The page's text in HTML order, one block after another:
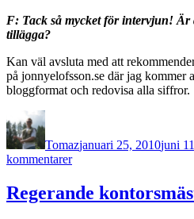
F: Tack så mycket för intervjun! Är
tillägga?
Kan väl avsluta med att
på jonnyelofsson.se där jag kommer
bloggformat och redovisa alla siffror.
Författare
Tomazjanuari 25, 2010juni
kommentarertill
med
vinnaren
Regerande